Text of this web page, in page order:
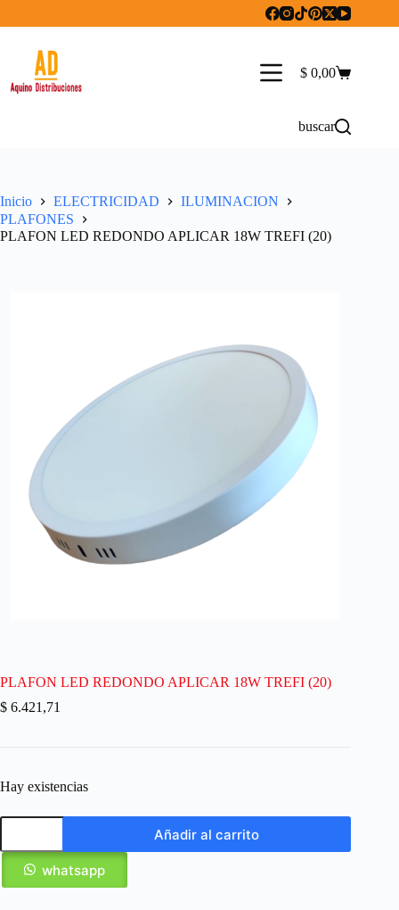
Carro
$ 0,00
buscar
Inicio ELECTRICIDAD
ILUMINACION
PLAFONES
PLAFON LED REDONDO APLICAR 18W TREFI (20)
PLAFON LED REDONDO APLICAR 18W TREFI (20)
$ 6.421,71
Hay existencias
Añadir al carrito
whatsapp